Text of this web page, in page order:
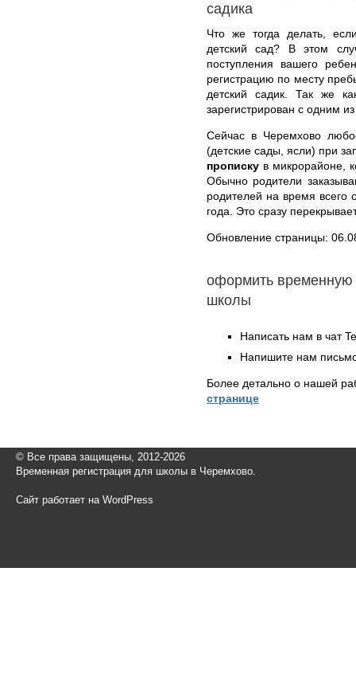
садика
Что же тогда делать,
детский сад? В этом
поступления вашего
регистрацию по месту
детский садик. Так же
зарегистрирован с одним
Сейчас в Черемхово
(детские сады, ясли) при
прописку в микрорайоне,
Обычно родители
родителей на время всего
года. Это сразу
Обновление страницы:
оформить временную
школы
Написать нам в чат
Напишите нам
Более детально о нашей
странице
© Все права защищены, 2012-2026
Временная регистрация для школы в Черемхово.
Сайт работает на WordPress